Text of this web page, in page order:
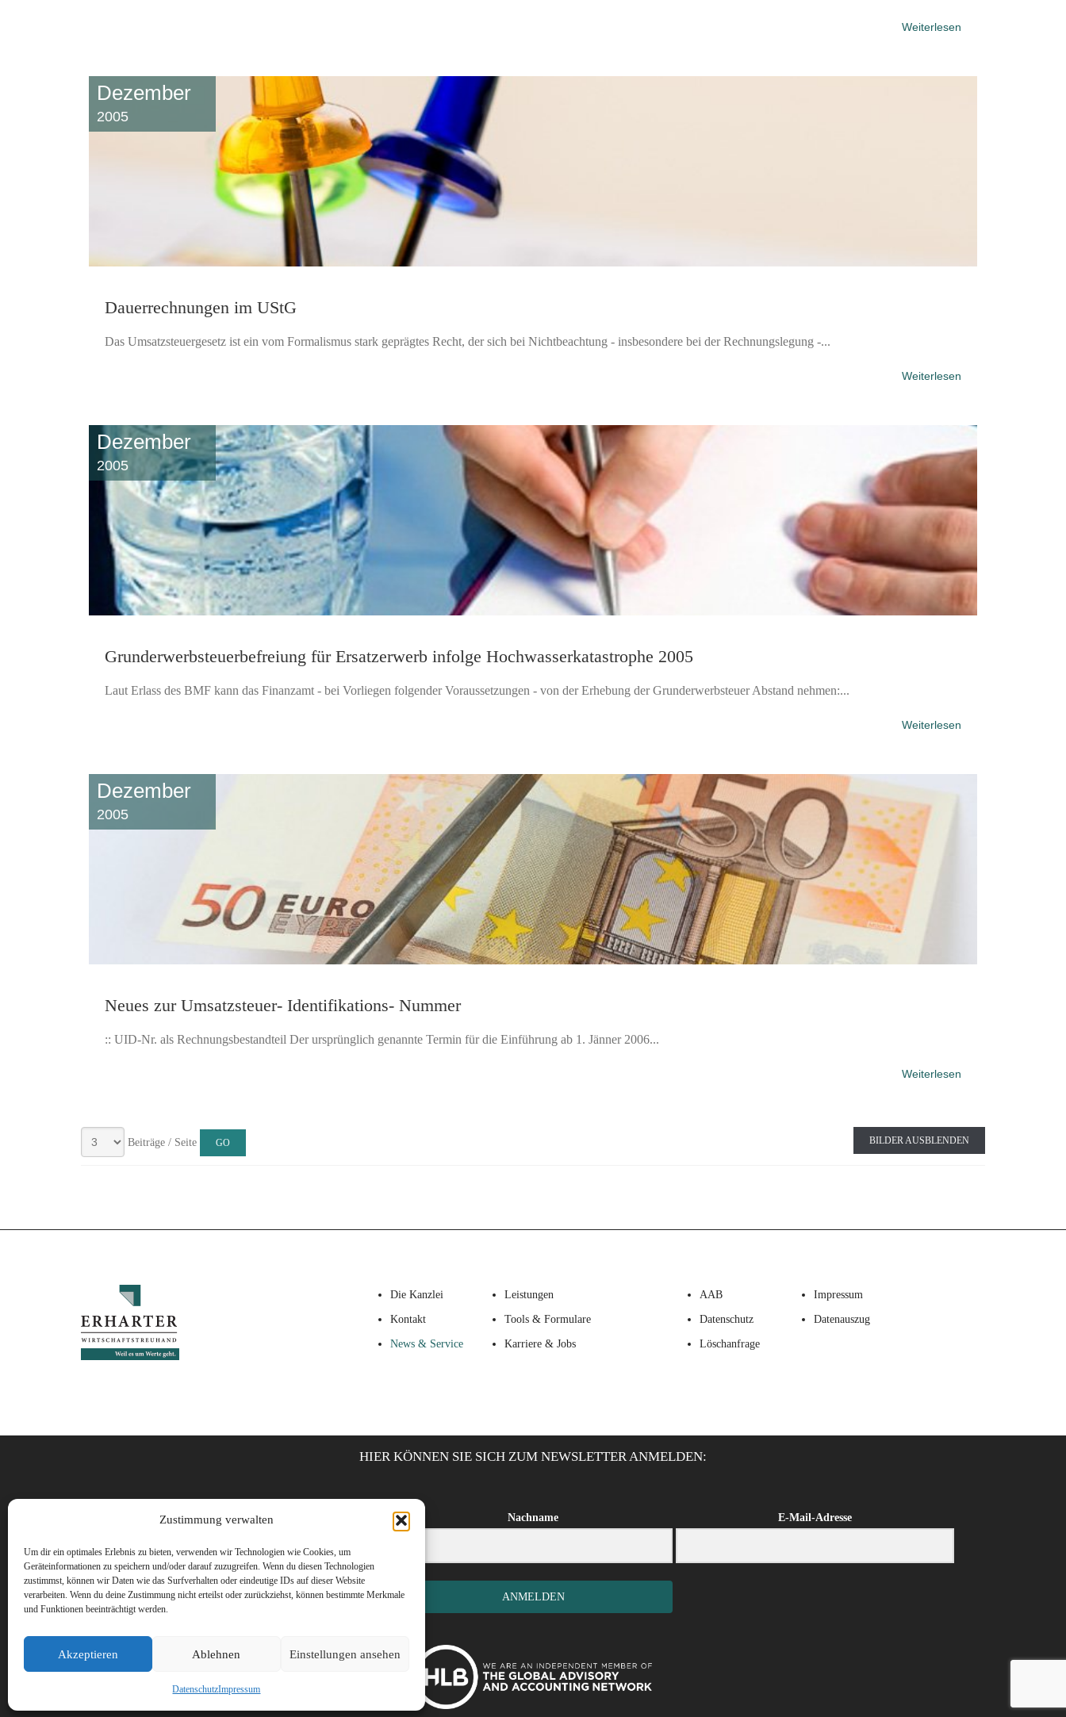
Zustimmung verwalten
Um dir ein optimales Erlebnis zu bieten, verwenden wir Technologien wie Cookies, um
Geräteinformationen zu speichern und/oder darauf zuzugreifen. Wenn du diesen Technologien
zustimmst, können wir Daten wie das Surfverhalten oder eindeutige IDs auf dieser Website
verarbeiten. Wenn du deine Zustimmung nicht erteilst oder zurückziehst, können bestimmte Merkmale
und Funktionen beeinträchtigt werden.
Akzeptieren Ablehnen Einstellungen ansehen
DatenschutzImpressum
Weiterlesen
Dezember
2005
Dauerrechnungen im UStG
Das Umsatzsteuergesetz ist ein vom Formalismus stark geprägtes Recht, der sich bei Nichtbeachtung - insbesondere bei der Rechnungslegung -...
Weiterlesen
Dezember
2005
Grunderwerbsteuerbefreiung für Ersatzerwerb infolge Hochwasserkatastrophe 2005
Laut Erlass des BMF kann das Finanzamt - bei Vorliegen folgender Voraussetzungen - von der Erhebung der Grunderwerbsteuer Abstand nehmen:...
Weiterlesen
Dezember
2005
Neues zur Umsatzsteuer- Identifikations- Nummer
:: UID-Nr. als Rechnungsbestandteil Der ursprünglich genannte Termin für die Einführung ab 1. Jänner 2006...
Weiterlesen
Beiträge / Seite BILDER AUSBLENDEN
Die Kanzlei Leistungen
Kontakt Tools & Formulare
News & Service Karriere & Jobs
AAB Impressum
Datenschutz Datenauszug
Löschanfrage
HIER KÖNNEN SIE SICH ZUM NEWSLETTER ANMELDEN:
Vorname Nachname E-Mail-Adresse
ANMELDEN